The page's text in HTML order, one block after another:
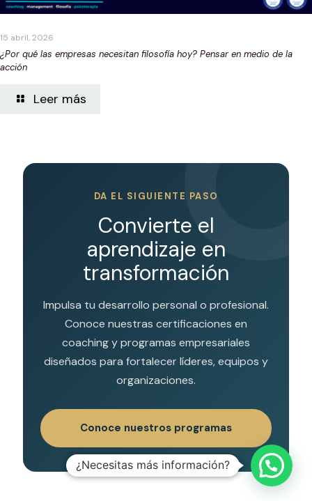
15 abril, 2026
¿Por qué las empresas necesitan filosofía hoy? Pensar en medio de la
acción
Leer más
DA EL SIGUIENTE PASO
Convierte el
aprendizaje en
transformación
Impulsa tu desarrollo personal o profesional.
Conoce nuestras certificaciones en
coaching y programas empresariales
diseñados para fortalecer líderes, equipos y
organizaciones.
Conoce nuestros programas
¿Necesitas más información?